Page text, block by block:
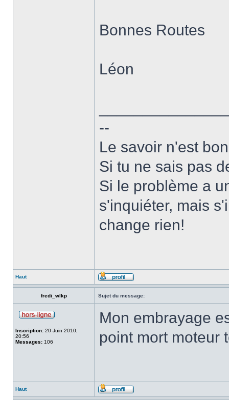
Bonnes Routes
Léon
--
Le savoir n'est
Si tu ne sais pas
Si le problème a
s'inquiéter, mais
change rien!
Haut
fredi_wlkp Sujet du message:
Inscription: 20 Juin 2010,
20:56
Messages: 106
Mon embrayage
point mort moteur
Haut